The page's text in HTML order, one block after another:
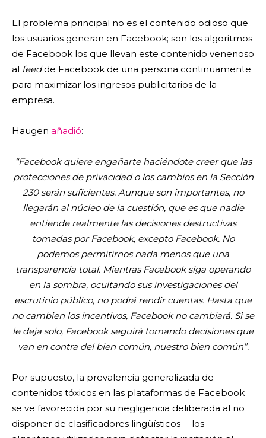
El problema principal no es el contenido odioso que
los usuarios generan en Facebook; son los algoritmos
de Facebook los que llevan este contenido venenoso
al feedde Facebook de una persona continuamente
para maximizar los ingresos publicitarios de la
empresa.
Haugen añadió:
“Facebook quiere engañarte haciéndote creer que las
protecciones de privacidad o los cambios en la Sección
230 serán suficientes. Aunque son importantes, no
llegarán al núcleo de la cuestión, que es que nadie
entiende realmente las decisiones destructivas
tomadas por Facebook, excepto Facebook. No
podemos permitirnos nada menos que una
transparencia total. Mientras Facebook siga operando
en la sombra, ocultando sus investigaciones del
escrutinio público, no podrá rendir cuentas. Hasta que
no cambien los incentivos, Facebook no cambiará. Si se
le deja solo, Facebook seguirá tomando decisiones que
van en contra del bien común, nuestro bien común”.
Por supuesto, la prevalencia generalizada de
contenidos tóxicos en las plataformas de Facebook
se ve favorecida por su negligencia deliberada al no
disponer de clasificadores lingüísticos —los